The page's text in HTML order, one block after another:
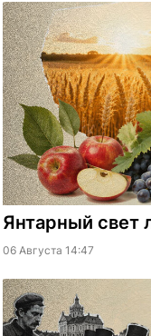
Янтарный свет
06 Августа 14:47